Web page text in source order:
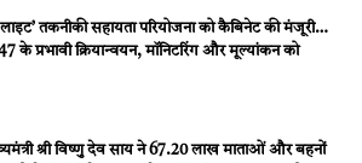
तकनीकी सहायता परियोजना को कैबिनेट की मंजूरी…
के प्रभावी क्रियान्वयन, मॉनिटरिंग और मूल्यांकन को
श्री विष्णु देव साय ने 67.20 लाख माताओं और बहनों